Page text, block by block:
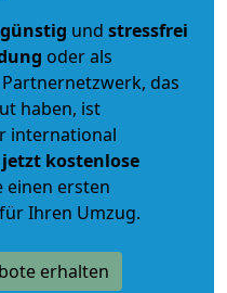
und stressfrei
oder als
das
haben, ist
international
jetzt kostenlose
einen ersten
Ihren Umzug.
erhalten